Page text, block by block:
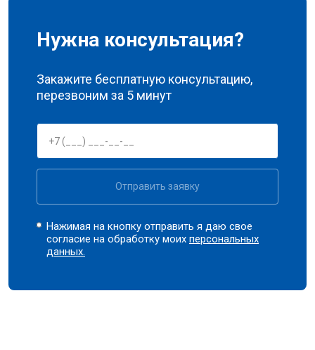
Нужна консультация?
Закажите бесплатную консультацию,
перезвоним за 5 минут
Отправить заявку
Нажимая на кнопку отправить я даю свое
согласие на обработку моихперсональных
данных.